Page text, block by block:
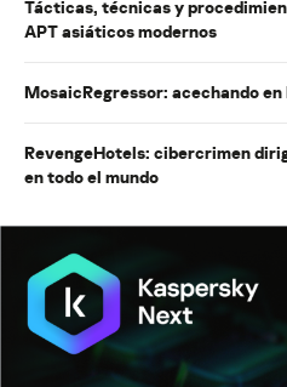
Tácticas, técnicas y
APT asiáticos modernos
MosaicRegressor: acechando en
RevengeHotels: cibercrimen
en todo el mundo